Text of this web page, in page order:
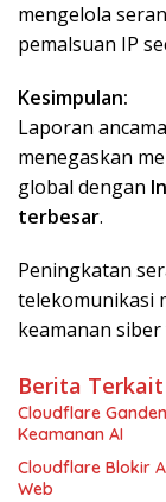
mengelola
pemalsuan IP
Kesimpulan:
Laporan
menegaskan
global dengan
terbesar.
Peningkatan
telekomunikasi
keamanan
Berita Terkait
Cloudflare
Keamanan AI
Cloudflare Blokir
Web